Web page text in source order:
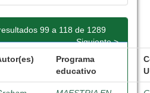
99 a 118 de 1289
Siguiente >
Programa
educativo